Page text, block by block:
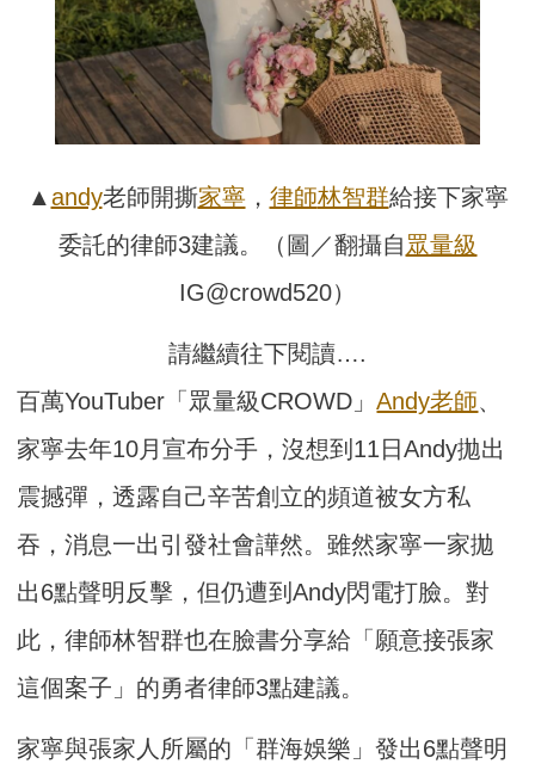
▲andy老師開撕家寧， 律師林智群給接下家寧
委託的律師3建議。（圖／翻攝自眾量級
IG@crowd520）
請繼續往下閱讀….
百萬YouTuber「眾量級CROWD」Andy老師、
家寧去年10月宣布分手，沒想到11日Andy拋出
震撼彈，透露自己辛苦創立的頻道被女方私
吞，消息一出引發社會譁然。雖然家寧一家拋
出6點聲明反擊，但仍遭到Andy閃電打臉。對
此，律師林智群也在臉書分享給「願意接張家
這個案子」的勇者律師3點建議。
家寧與張家人所屬的「群海娛樂」發出6點聲明